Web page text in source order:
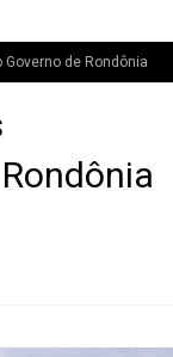
de Rondônia